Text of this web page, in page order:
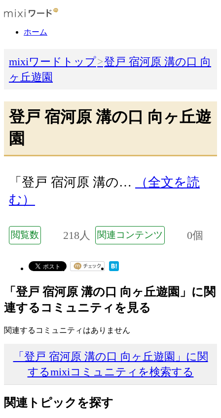
ホーム
mixiワードトップ
登戸 宿河原 溝の口 向
ヶ丘遊園
登戸 宿河原 溝の口 向ヶ丘遊
園
「登戸 宿河原 溝の…
（全文を読
む）
閲覧数 218人 関連コンテンツ 0個
「登戸 宿河原 溝の口 向ヶ丘遊園」に関
連するコミュニティを見る
関連するコミュニティはありません
「登戸 宿河原 溝の口 向ヶ丘遊園」に関
するmixiコミュニティを検索する
関連トピックを探す